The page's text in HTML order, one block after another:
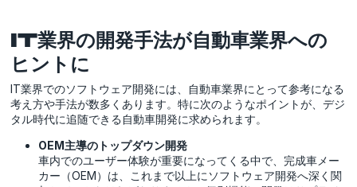
IT業界の開発手法が自動車業界への
ヒントに
IT業界でのソフトウェア開発には、自動車業界にとって参考になる
考え方や手法が数多くあります。特に次のようなポイントが、デジ
タル時代に追随できる自動車開発に求められます。
OEM主導のトップダウン開発
車内でのユーザー体験が重要になってくる中で、完成車メー
カー（OEM）は、これまで以上にソフトウェア開発へ深く関